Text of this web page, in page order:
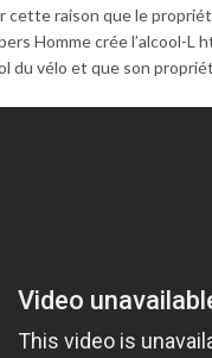
cette raison que le
Homme crée l’alcool-L
du vélo et que son